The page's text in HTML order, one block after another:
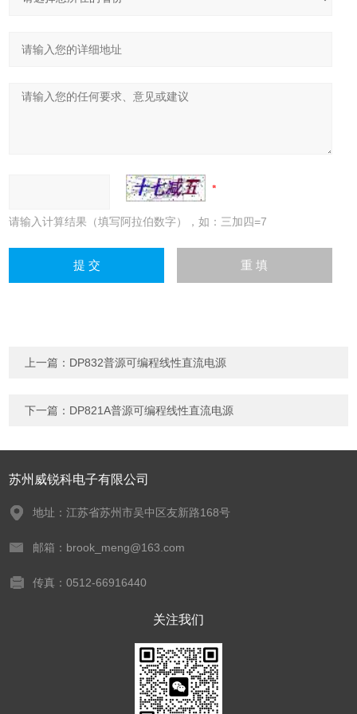
请输入计算结果（填写阿拉伯数字），如：三加四=7
上一篇： DP832普源可编程线性直流电源
下一篇： DP821A普源可编程线性直流电源
苏州威锐科电子有限公司
地址：江苏省苏州市吴中区友新路168号
邮箱：brook_meng@163.com
传真：0512-66916440
关注我们